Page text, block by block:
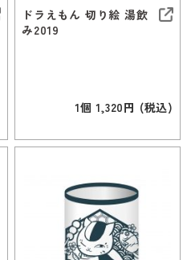
ドラえもん 切り絵 湯飲
み2019
1個 1,320円 (税込)